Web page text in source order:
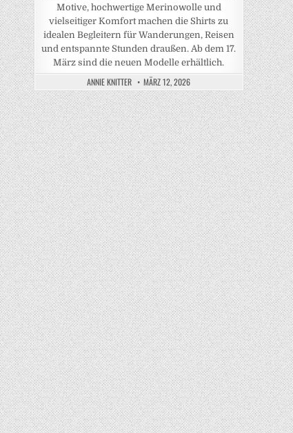
Motive, hochwertige Merinowolle und
vielseitiger Komfort machen die Shirts zu
idealen Begleitern für Wanderungen, Reisen
und entspannte Stunden draußen. Ab dem 17.
März sind die neuen Modelle erhältlich.
ANNIE KNITTER MÄRZ 12, 2026